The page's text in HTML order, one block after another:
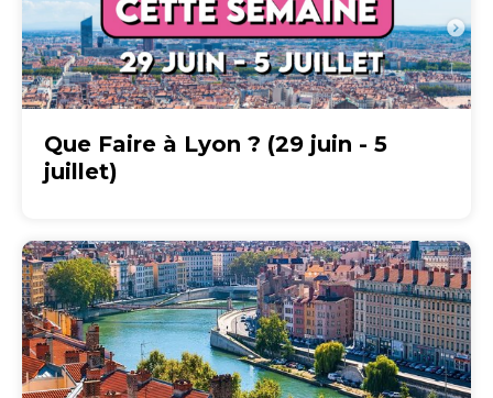
Que Faire à Lyon ? (29 juin - 5
juillet)